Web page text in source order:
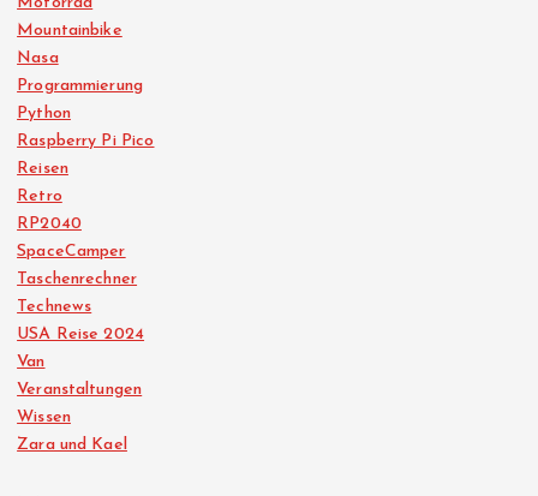
Mountainbike
Nasa
Programmierung
Python
Raspberry Pi Pico
Reisen
Retro
RP2040
SpaceCamper
Taschenrechner
Technews
USA Reise 2024
Van
Veranstaltungen
Wissen
Zara und Kael